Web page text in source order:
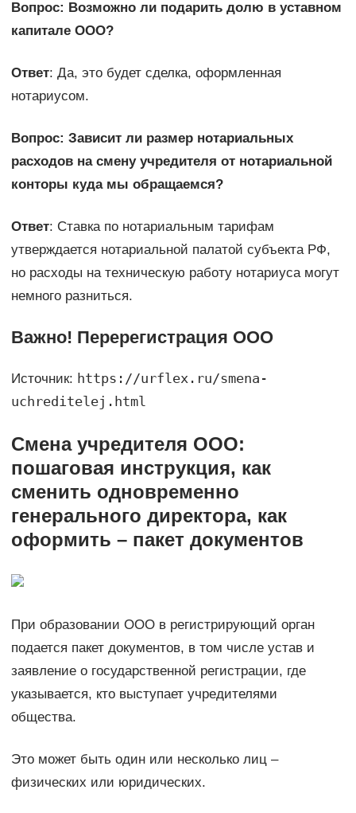
Вопрос: Возможно ли подарить долю в уставном
капитале ООО?
Ответ: Да, это будет сделка, оформленная
нотариусом.
Вопрос: Зависит ли размер нотариальных
расходов на смену учредителя от нотариальной
конторы куда мы обращаемся?
Ответ: Ставка по нотариальным тарифам
утверждается нотариальной палатой субъекта РФ,
но расходы на техническую работу нотариуса могут
немного разниться.
Важно! Перерегистрация ООО
Источник: https://urflex.ru/smena-
uchreditelej.html
Смена учредителя ООО:
пошаговая инструкция, как
сменить одновременно
генерального директора, как
оформить – пакет документов
При образовании ООО в регистрирующий орган
подается пакет документов, в том числе устав и
заявление о государственной регистрации, где
указывается, кто выступает учредителями
общества.
Это может быть один или несколько лиц –
физических или юридических.